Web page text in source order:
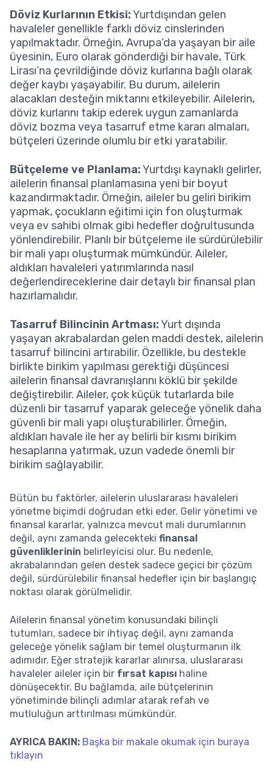
Döviz Kurlarının Etkisi:Yurtdışından gelen
havaleler genellikle farklı döviz cinslerinden
yapılmaktadır. Örneğin, Avrupa’da yaşayan bir aile
üyesinin, Euro olarak gönderdiği bir havale, Türk
Lirası’na çevrildiğinde döviz kurlarına bağlı olarak
değer kaybı yaşayabilir. Bu durum, ailelerin
alacakları desteğin miktarını etkileyebilir. Ailelerin,
döviz kurlarını takip ederek uygun zamanlarda
döviz bozma veya tasarruf etme kararı almaları,
bütçeleri üzerinde olumlu bir etki yaratabilir.
Bütçeleme ve Planlama:Yurtdışı kaynaklı gelirler,
ailelerin finansal planlamasına yeni bir boyut
kazandırmaktadır. Örneğin, aileler bu geliri birikim
yapmak, çocukların eğitimi için fon oluşturmak
veya ev sahibi olmak gibi hedefler doğrultusunda
yönlendirebilir. Planlı bir bütçeleme ile sürdürülebilir
bir mali yapı oluşturmak mümkündür. Aileler,
aldıkları havaleleri yatırımlarında nasıl
değerlendireceklerine dair detaylı bir finansal plan
hazırlamalıdır.
Tasarruf Bilincinin Artması:Yurt dışında
yaşayan akrabalardan gelen maddi destek, ailelerin
tasarruf bilincini artırabilir. Özellikle, bu destekle
birlikte birikim yapılması gerektiği düşüncesi
ailelerin finansal davranışlarını köklü bir şekilde
değiştirebilir. Aileler, çok küçük tutarlarda bile
düzenli bir tasarruf yaparak geleceğe yönelik daha
güvenli bir mali yapı oluşturabilirler. Örneğin,
aldıkları havale ile her ay belirli bir kısmı birikim
hesaplarına yatırmak, uzun vadede önemli bir
birikim sağlayabilir.
Bütün bu faktörler, ailelerin uluslararası havaleleri
yönetme biçimdi doğrudan etki eder. Gelir yönetimi ve
finansal kararlar, yalnızca mevcut mali durumlarının
değil, aynı zamanda gelecekteki finansal
güvenliklerinin belirleyicisi olur. Bu nedenle,
akrabalarından gelen destek sadece geçici bir çözüm
değil, sürdürülebilir finansal hedefler için bir başlangıç
noktası olarak görülmelidir.
Ailelerin finansal yönetim konusundaki bilinçli
tutumları, sadece bir ihtiyaç değil, aynı zamanda
geleceğe yönelik sağlam bir temel oluşturmanın ilk
adımıdır. Eğer stratejik kararlar alınırsa, uluslararası
havaleler aileler için bir fırsat kapısı haline
dönüşecektir. Bu bağlamda, aile bütçelerinin
yönetiminde bilinçli adımlar atarak refah ve
mutluluğun arttırılması mümkündür.
AYRICA BAKIN: Başka bir makale okumak için buraya
tıklayın